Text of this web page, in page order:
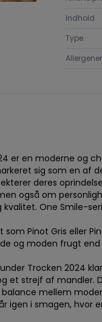
Indhold
Type
Allergener
er en moderne
sig som en af
deres
også om
One Smile-
Pinot Gris eller
og moden frugt
Trocken
et strejf af
mellem
i smagen, hvor